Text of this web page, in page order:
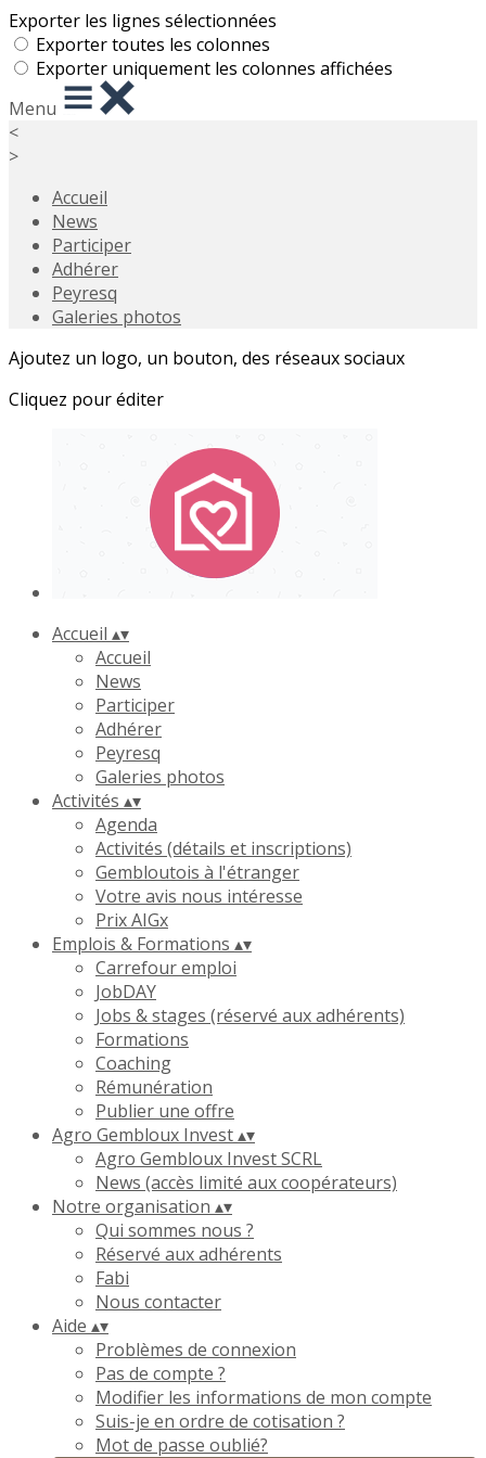
Exporter les lignes sélectionnées
Exporter toutes les colonnes
Exporter uniquement les colonnes affichées
Menu
<
>
Accueil
News
Participer
Adhérer
Peyresq
Galeries photos
Ajoutez un logo, un bouton, des réseaux sociaux
Cliquez pour éditer
Accueil ▴▾
Accueil
News
Participer
Adhérer
Peyresq
Galeries photos
Activités ▴▾
Agenda
Activités (détails et inscriptions)
Gembloutois à l'étranger
Votre avis nous intéresse
Prix AIGx
Emplois & Formations ▴▾
Carrefour emploi
JobDAY
Jobs & stages (réservé aux adhérents)
Formations
Coaching
Rémunération
Publier une offre
Agro Gembloux Invest▴▾
Agro Gembloux Invest SCRL
News (accès limité aux coopérateurs)
Notre organisation ▴▾
Qui sommes nous ?
Réservé aux adhérents
Fabi
Nous contacter
Aide ▴▾
Problèmes de connexion
Pas de compte ?
Modifier les informations de mon compte
Suis-je en ordre de cotisation ?
Mot de passe oublié?